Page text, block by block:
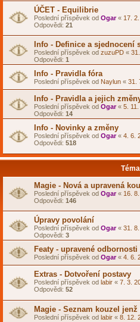
ÚČET - Equilibrie
Poslední příspěvek od Ogar« 17.
Odpovědi: 21
Info - Definice a
Poslední příspěvek od zuzuPD «
Odpovědi: 1
Info - Pravidla fóra
Poslední příspěvek od Naylun « 31.
Info - Pravidla a jejich
Poslední příspěvek od Ogar« 5.
Odpovědi: 14
Info - Novinky a změny
Poslední příspěvek od Ogar« 4. 6.
Odpovědi: 518
Magie - Nová a upravená
Poslední příspěvek od Ogar« 16.
Odpovědi: 146
Úpravy povolání
Poslední příspěvek od Ogar« 31.
Odpovědi: 3
Featy - upravené odbornosti
Poslední příspěvek od Ogar« 4. 6.
Extras - Dotvoření postavy
Poslední příspěvek od labir « 7. 3.
Odpovědi: 52
Magie - Seznam kouzel
Poslední příspěvek od labir « 8. 12.